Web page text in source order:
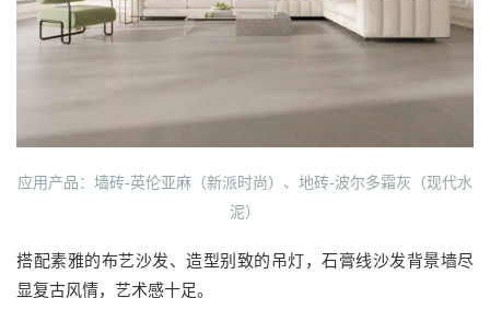
应用产品：墙砖-英伦亚麻（新派时尚）、地砖-波尔多霜灰（现代水
泥）
搭配素雅的布艺沙发、造型别致的吊灯，石膏线沙发背景墙尽
显复古风情，艺术感十足。